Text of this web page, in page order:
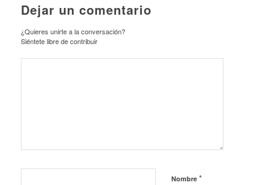
Dejar un comentario
¿Quieres unirte a la conversación?
Siéntete libre de contribuir
Nombre *